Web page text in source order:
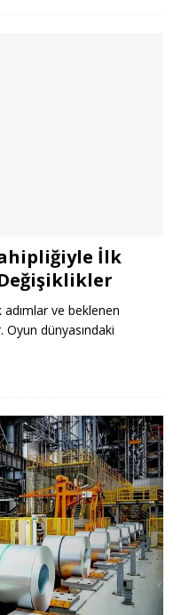
İlk
adımlar ve beklenen
Oyun dünyasındaki